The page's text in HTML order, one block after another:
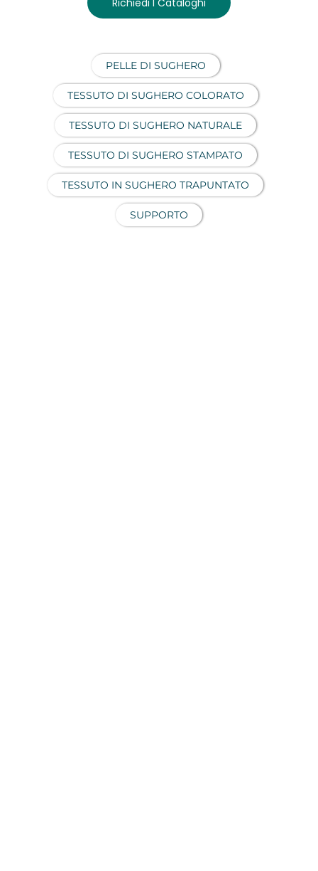
PELLE DI SUGHERO
TESSUTO DI SUGHERO COLORATO
TESSUTO DI SUGHERO NATURALE
TESSUTO DI SUGHERO STAMPATO
TESSUTO IN SUGHERO TRAPUNTATO
SUPPORTO